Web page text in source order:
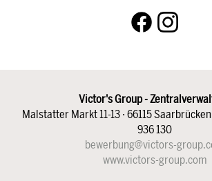
Victor's Group -
Malstatter Markt 11-13 · 66115 Saarbrücken
936 130
bewerbung@victors-
www.victors-group.com